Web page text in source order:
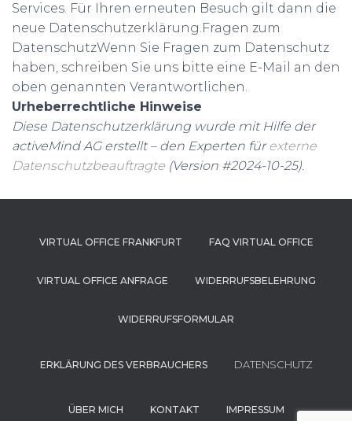
Services. Für Ihren erneuten Besuch gilt dann die
neue Datenschutzerklärung.Fragen zum
DatenschutzWenn Sie Fragen zum Datenschutz
haben, schreiben Sie uns bitte eine E-Mail an den
oben genannten Verantwortlichen.
Urheberrechtliche Hinweise
Diese Datenschutzerklärung wurde mit Hilfe der
activeMind AG erstellt – den Experten fürexterne
Datenschutzbeauftragte (Version #2024-10-25).
VIRTUAL OFFICE FRANKFURT FAQ VIRTUAL OFFICE
VIRTUAL OFFICE ANFRAGE WIDERRUFSBELEHRUNG
WIDERRUFSFORMULAR
ERKLÄRUNG DES VERBRAUCHERS DATENSCHUTZ
ÜBER MICH KONTAKT IMPRESSUM